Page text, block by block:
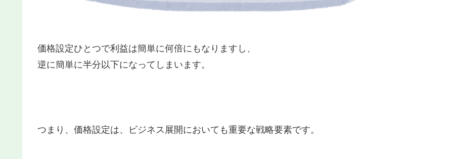
価格設定ひとつで利益は簡単に何倍にもなりますし、
逆に簡単に半分以下になってしまいます。
つまり、価格設定は、ビジネス展開においても重要な戦略要素です。